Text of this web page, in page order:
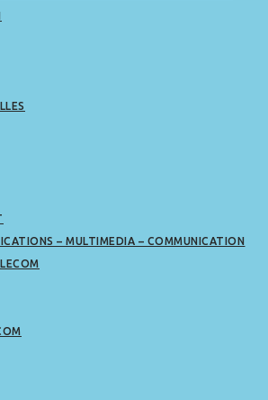
– MULTIMEDIA – COMMUNICATION